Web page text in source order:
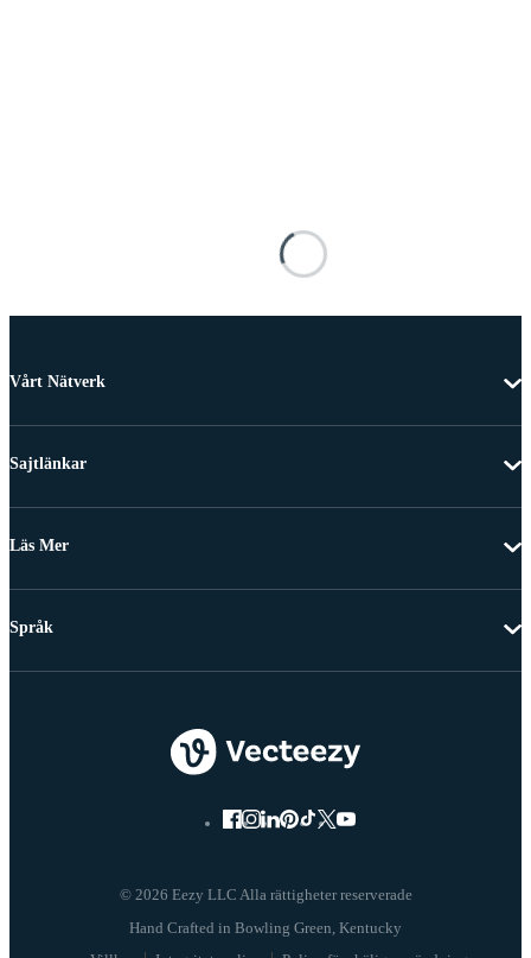
Vårt Nätverk
Sajtlänkar
Läs Mer
© 2026 Eezy LLC Alla rättigheter reserverade
Språk